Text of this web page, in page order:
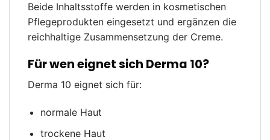
Beide Inhaltsstoffe werden in kosmetischen
Pflegeprodukten eingesetzt und ergänzen die
reichhaltige Zusammensetzung der Creme.
Für wen eignet sich Derma 10?
Derma 10 eignet sich für:
normale Haut
trockene Haut